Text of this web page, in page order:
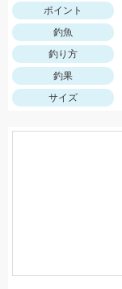
ポイント
釣魚
釣り方
釣果
サイズ